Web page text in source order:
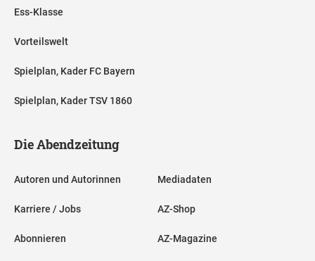
Ess-Klasse
Vorteilswelt
Spielplan, Kader FC Bayern
Spielplan, Kader TSV 1860
Die Abendzeitung
Autoren und Autorinnen
Karriere / Jobs
Abonnieren
Mediadaten
AZ-Shop
AZ-Magazine